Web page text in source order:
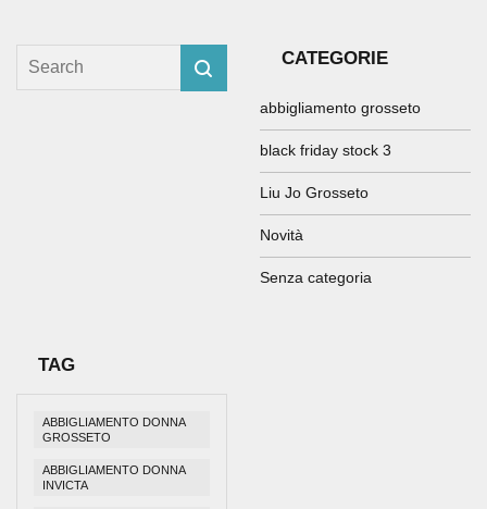
CATEGORIE
abbigliamento grosseto
black friday stock 3
Liu Jo Grosseto
Novità
Senza categoria
TAG
ABBIGLIAMENTO DONNA
GROSSETO
ABBIGLIAMENTO DONNA
INVICTA